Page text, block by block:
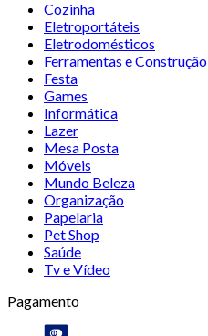
Cozinha
Eletroportáteis
Eletrodomésticos
Ferramentas e Construção
Festa
Games
Informática
Lazer
Mesa Posta
Móveis
Mundo Beleza
Organização
Papelaria
Pet Shop
Saúde
Tv e Vídeo
Pagamento